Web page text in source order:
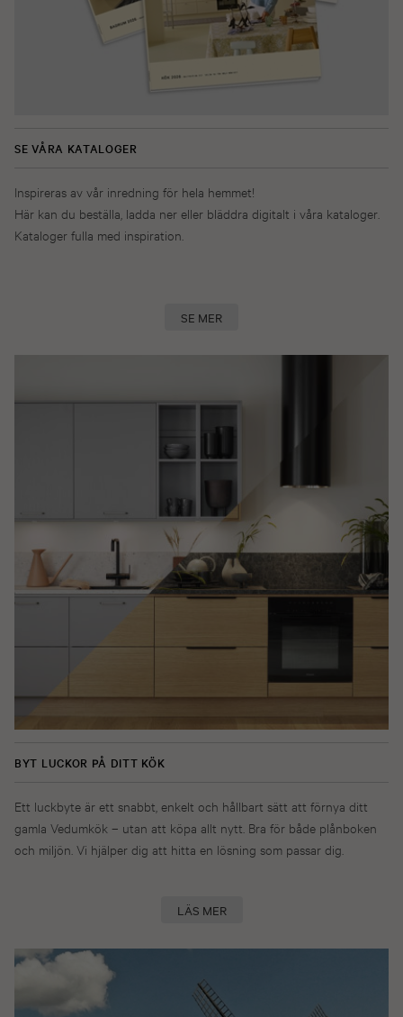
SE VÅRA KATALOGER
Inspireras av vår inredning för hela hemmet!
Här kan du beställa, ladda ner eller bläddra digitalt i våra kataloger.
Kataloger fulla med inspiration.
SE MER
BYT LUCKOR PÅ DITT KÖK
Ett luckbyte är ett snabbt, enkelt och hållbart sätt att förnya ditt
gamla Vedumkök – utan att köpa allt nytt. Bra för både plånboken
och miljön. Vi hjälper dig att hitta en lösning som passar dig.
LÄS MER